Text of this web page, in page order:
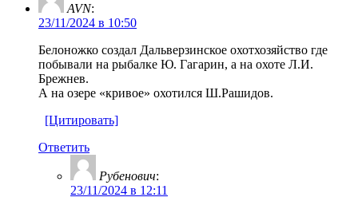
AVN:
23/11/2024 в 10:50
Белоножко создал Дальверзинское охотхозяйство где
побывали на рыбалке Ю. Гагарин, а на охоте Л.И.
Брежнев.
А на озере «кривое» охотился Ш.Рашидов.
[Цитировать]
Ответить
Рубенович:
23/11/2024 в 12:11